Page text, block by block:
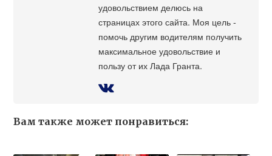
удовольствием делюсь на
страницах этого сайта. Моя цель -
помочь другим водителям получить
максимальное удовольствие и
пользу от их Лада Гранта.
Вам также может понравиться: